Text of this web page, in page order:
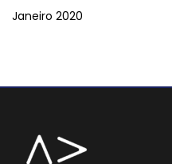
Janeiro 2020